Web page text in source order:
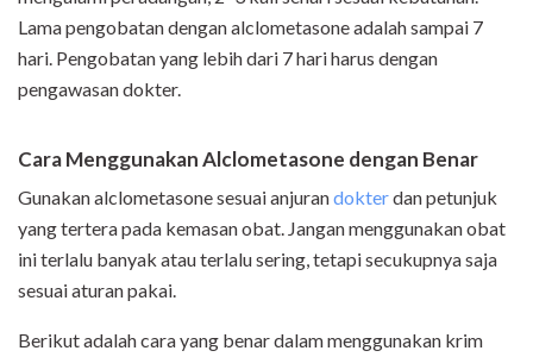
Lama pengobatan dengan alclometasone adalah sampai 7
hari. Pengobatan yang lebih dari 7 hari harus dengan
pengawasan dokter.
Cara Menggunakan Alclometasone dengan Benar
Gunakan alclometasone sesuai anjurandokterdan petunjuk
yang tertera pada kemasan obat. Jangan menggunakan obat
ini terlalu banyak atau terlalu sering, tetapi secukupnya saja
sesuai aturan pakai.
Berikut adalah cara yang benar dalam menggunakan krim